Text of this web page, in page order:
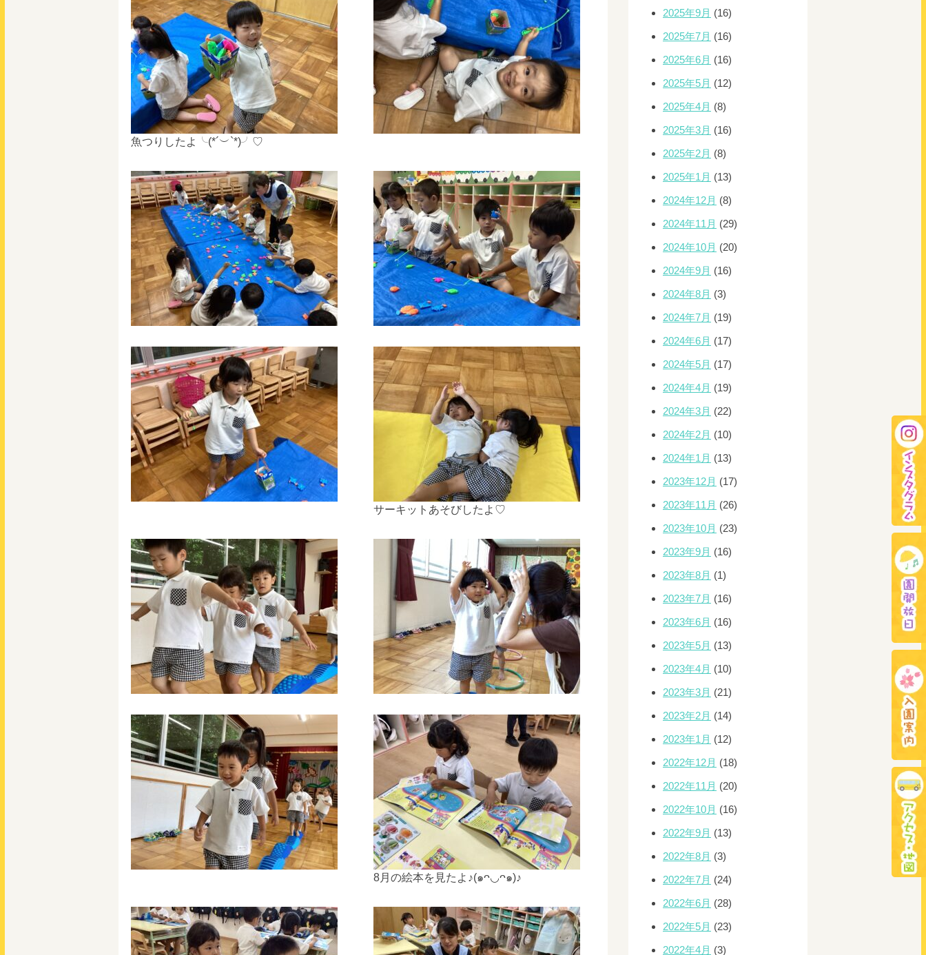
魚つりしたよ╰(*´︶`*)╯♡
サーキットあそびしたよ♡
8月の絵本を見たよ♪(๑ᴖ◡ᴖ๑)♪
2025年9月 (16)
2025年7月 (16)
2025年6月 (16)
2025年5月 (12)
2025年4月 (8)
2025年3月 (16)
2025年2月 (8)
2025年1月 (13)
2024年12月 (8)
2024年11月 (29)
2024年10月 (20)
2024年9月 (16)
2024年8月 (3)
2024年7月 (19)
2024年6月 (17)
2024年5月 (17)
2024年4月 (19)
2024年3月 (22)
2024年2月 (10)
2024年1月 (13)
2023年12月 (17)
2023年11月 (26)
2023年10月 (23)
2023年9月 (16)
2023年8月 (1)
2023年7月 (16)
2023年6月 (16)
2023年5月 (13)
2023年4月 (10)
2023年3月 (21)
2023年2月 (14)
2023年1月 (12)
2022年12月 (18)
2022年11月 (20)
2022年10月 (16)
2022年9月 (13)
2022年8月 (3)
2022年7月 (24)
2022年6月 (28)
2022年5月 (23)
2022年4月 (3)